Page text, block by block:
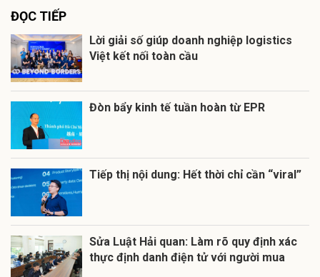
ĐỌC TIẾP
Lời giải số giúp doanh nghiệp logistics
Việt kết nối toàn cầu
Đòn bẩy kinh tế tuần hoàn từ EPR
Tiếp thị nội dung: Hết thời chỉ cần “viral”
Sửa Luật Hải quan: Làm rõ quy định xác
thực định danh điện tử với người mua